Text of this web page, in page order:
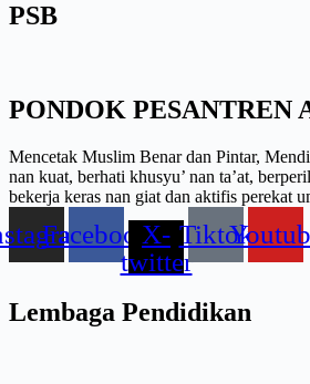
PSB
PONDOK PESANTREN
Mencetak Muslim Benar dan Pintar,
nan kuat, berhati khusyu’ nan ta’at,
bekerja keras nan giat dan aktifis perekat
FacebookX-
twitter
Tiktok
Lembaga Pendidikan